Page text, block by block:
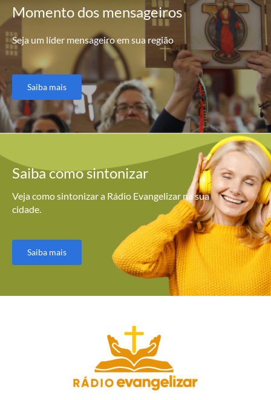
Momentodos mensageiros
Seja um líder mensageiro em sua região
Saiba mais
Saiba comosintonizar
Veja como sintonizar a Rádio Evangelizar na sua
cidade.
Saiba mais